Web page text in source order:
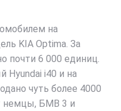
на
KIA Optima. За
почти 6 000 единиц.
Hyundai i40 и на
чуть более 4000
немцы, БМВ 3 и